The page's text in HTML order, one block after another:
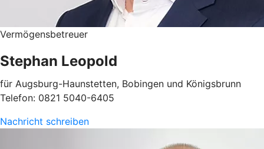
Vermögensbetreuer
Stephan Leopold
für Augsburg-Haunstetten, Bobingen und Königsbrunn
Telefon: 0821 5040-6405
Nachricht schreiben